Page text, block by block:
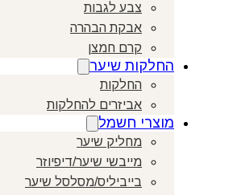
צבע לגבות
אבקת הבהרה
קרם חמצן
החלקות שיער
החלקות
אביזרים להחלקות
מוצרי חשמל
מחליק שיער
מייבשי שיער/דיפיוזר
בייביליס/מסלסל שיער